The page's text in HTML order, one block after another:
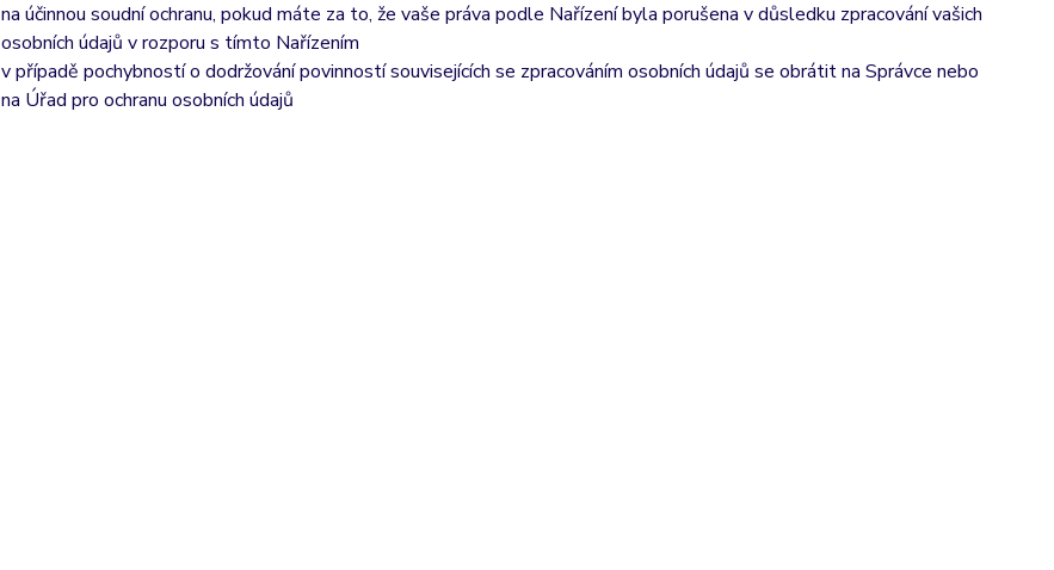
na účinnou soudní ochranu, pokud máte za to, že vaše práva podle Nařízení byla porušena v důsledku zpracování vašich
osobních údajů v rozporu s tímto Nařízením
v případě pochybností o dodržování povinností souvisejících se zpracováním osobních údajů se obrátit na Správce nebo
na Úřad pro ochranu osobních údajů